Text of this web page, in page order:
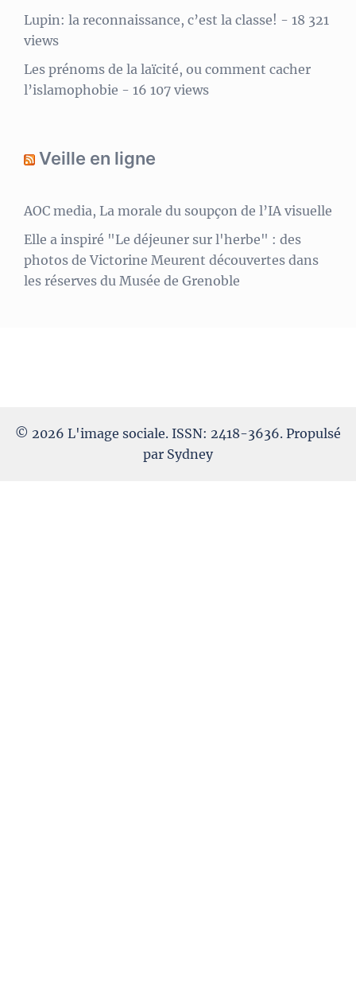
Lupin: la reconnaissance, c’est la classe! - 18 321
views
Les prénoms de la laïcité, ou comment cacher
l’islamophobie - 16 107 views
Veille en ligne
AOC media, La morale du soupçon de l’IA visuelle
Elle a inspiré "Le déjeuner sur l'herbe" : des
photos de Victorine Meurent découvertes dans
les réserves du Musée de Grenoble
© 2026 L'image sociale. ISSN: 2418-3636. Propulsé
par Sydney